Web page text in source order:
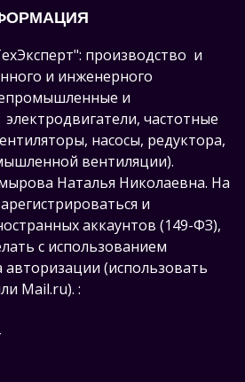
производство и
и инженерного
и
частотные
насосы, редуктора,
вентиляции).
Наталья Николаевна. На
и
аккаунтов (149-ФЗ),
с использованием
авторизации (использовать
Mail.ru). :